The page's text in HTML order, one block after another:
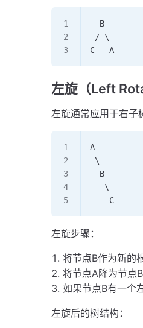
  B
/ \
C   A
左旋（Left
左旋通常应用于右子
A
\
  B
   \
    C
左旋步骤：
将节点B作为新的
将节点A降为节点B
如果节点B有一个
左旋后的树结构：